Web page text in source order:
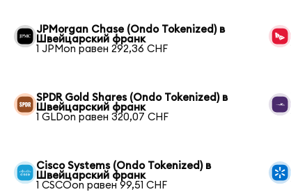
JPMorgan Chase (Ondo Tokenized) в
Швейцарский франк
1 JPMon равен 292,36 CHF
SPDR Gold Shares (Ondo Tokenized) в
Швейцарский франк
1 GLDon равен 320,07 CHF
Cisco Systems (Ondo Tokenized) в
Швейцарский франк
1 CSCOon равен 99,51 CHF